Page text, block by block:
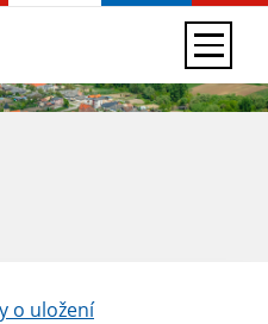
o uložení